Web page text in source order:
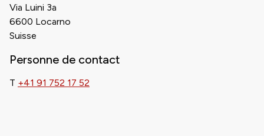
Via Luini 3a
6600 Locarno
Suisse
Personne de contact
T +41 91 752 17 52